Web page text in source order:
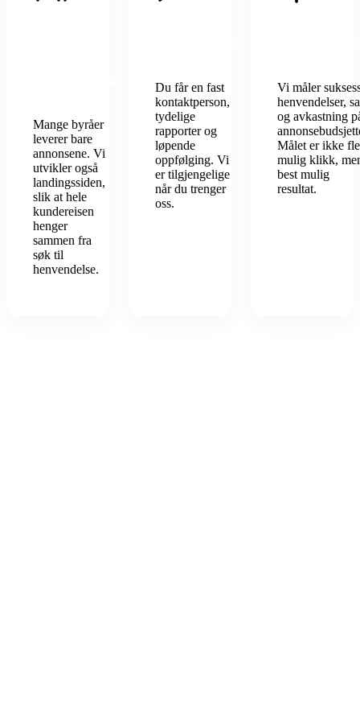
Mange byråer
leverer bare
annonsene. Vi
utvikler også
landingssiden,
slik at hele
kundereisen
henger
sammen fra
søk til
henvendelse.
Du får en fast
kontaktperson,
tydelige
rapporter og
løpende
oppfølging. Vi
er tilgjengelige
når du trenger
oss.
Vi måler
henvendelser,
og avkastning
Målet er ikke
mulig klikk,
best mulig
resultat.